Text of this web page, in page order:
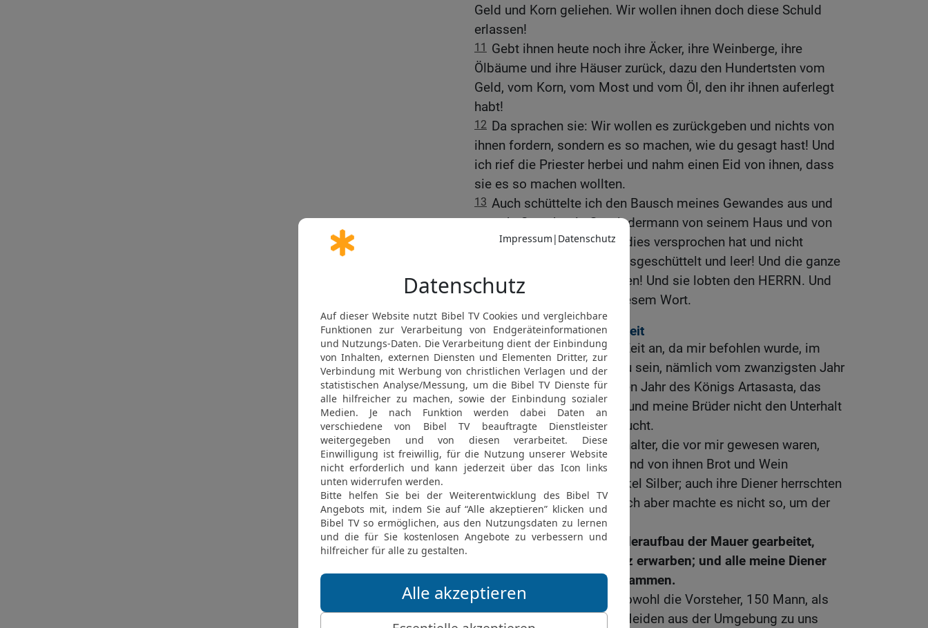
Geld und Korn geliehen. Wir wollen ihnen doch diese Schuld
erlassen!
11
Gebt ihnen heute noch ihre Äcker, ihre Weinberge, ihre
Ölbäume und ihre Häuser zurück, dazu den Hundertsten vom
Geld, vom Korn, vom Most und vom Öl, den ihr ihnen auferlegt
habt!
12 Da sprachen sie: Wir wollen es zurückgeben und nichts von
ihnen fordern, sondern es so machen, wie du gesagt hast! Und
ich rief die Priester herbei und nahm einen Eid von ihnen, dass
sie es so machen wollten.
13 Auch schüttelte ich den Bausch meines Gewandes aus und
sprach: So schüttle Gott jedermann von seinem Haus und von
seinem Besitztum ab, der dies versprochen hat und nicht
ausführt; ja, so werde er ausgeschüttelt und leer! Und die ganze
Versammlung sprach: Amen! Und sie lobten den HERRN. Und
das Volk handelte nach diesem Wort.
Nehemias Uneigennützigkeit
14 Auch habe ich von der Zeit an, da mir befohlen wurde, im
Land Juda ihr Statthalter zu sein, nämlich vom zwanzigsten Jahr
bis zum zweiunddreißigsten Jahr des Königs Artasasta, das
sind zwölf Jahre, für mich und meine Brüder nicht den Unterhalt
eines Statthalters beansprucht.
15 Denn die früheren Statthalter, die vor mir gewesen waren,
hatten das Volk bedrückt und von ihnen Brot und Wein
genommen, dazu 40 Schekel Silber; auch ihre Diener herrschten
willkürlich über das Volk; ich aber machte es nicht so, um der
Furcht Gottes willen.
16 Auch habe ich am Wiederaufbau der Mauer gearbeitet,
ohne dass wir Grundbesitz erwarben; und alle meine Diener
kamen dort zur Arbeit zusammen.
17 Dazu aßen die Juden, sowohl die Vorsteher, 150 Mann, als
auch die, welche von den Heiden aus der Umgebung zu uns